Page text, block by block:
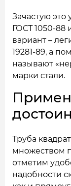
Зачастую это
ГОСТ 1050-88
вариант –
19281-89, а
называют
марки стали.
Труба
множеством
отметим
надобности